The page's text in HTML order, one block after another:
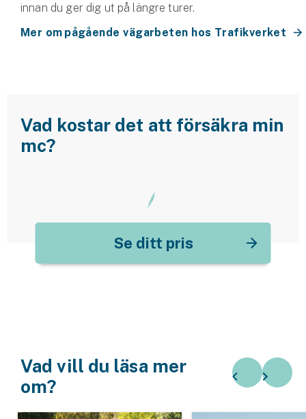
innan du ger dig ut på längre turer.
Mer om pågående vägarbeten hos Trafikverket
Vad kostar det att försäkra min
mc?
Se ditt pris
Vad vill du läsa mer
om?